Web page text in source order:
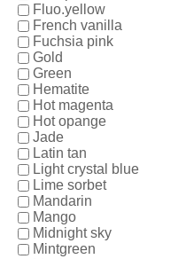
Fluo.yellow
French vanilla
Fuchsia pink
Gold
Green
Hematite
Hot magenta
Hot opange
Jade
Latin tan
Light crystal blue
Lime sorbet
Mandarin
Mango
Midnight sky
Mintgreen